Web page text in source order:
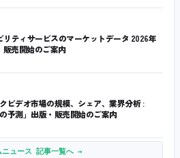
リティサービスのマーケットデータ 2026年
販売開始のご案内
ビデオ市場の規模、シェア、業界分析 :
予測」出版・販売開始のご案内
ニュース 記事一覧へ →